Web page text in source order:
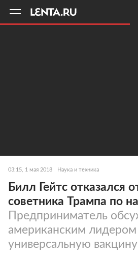
03:15, 1 мая 2018 Наука и техника
Билл Гейтс отказался
советника Трампа по
Предприниматель
американским лидером
универсальную